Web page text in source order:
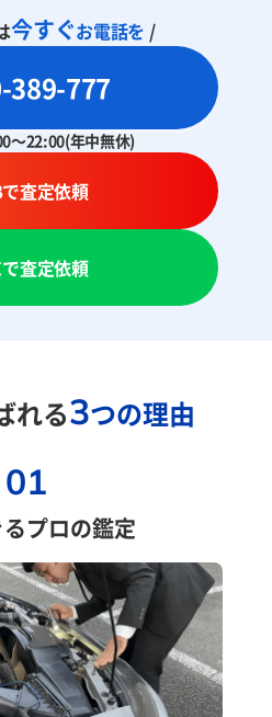
今すぐお電話を /
389-777
～22:00(年中無休)
査定依頼
査定依頼
れる3つの理由
01
プロの鑑定